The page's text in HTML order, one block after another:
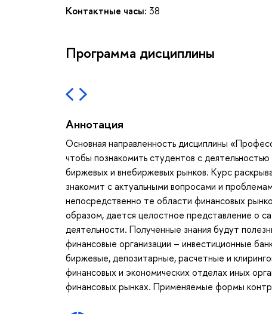
Контактные часы: 38
Программа дисциплины
Аннотация
Основная направленность дисциплины
чтобы познакомить студентов с
биржевых и внебиржевых рынков. Курс
знакомит с актуальными вопросами и
непосредственно те области финансовых
образом, дается целостное представление о
деятельности. Полученные знания будут
финансовые организации – инвестиционные
биржевые, депозитарные, расчетные и
финансовых и экономических отделах иных
финансовых рынках. Применяемые формы